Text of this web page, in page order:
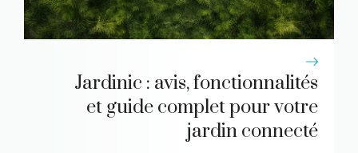
Jardinic : avis, fonctionnalités
et guide complet pour votre
jardin connecté